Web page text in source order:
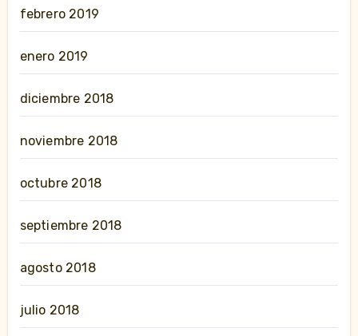
febrero 2019
enero 2019
diciembre 2018
noviembre 2018
octubre 2018
septiembre 2018
agosto 2018
julio 2018